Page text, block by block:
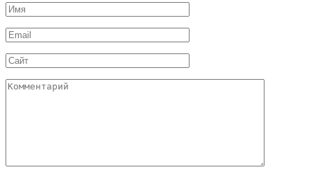
Имя
*
Email
*
Сайт
Комментарий